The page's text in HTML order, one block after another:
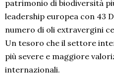
patrimonio di biodiversità
leadership europea con 43
numero di oli extravergini
Un tesoro che il settore
più severe e maggiore
internazionali.